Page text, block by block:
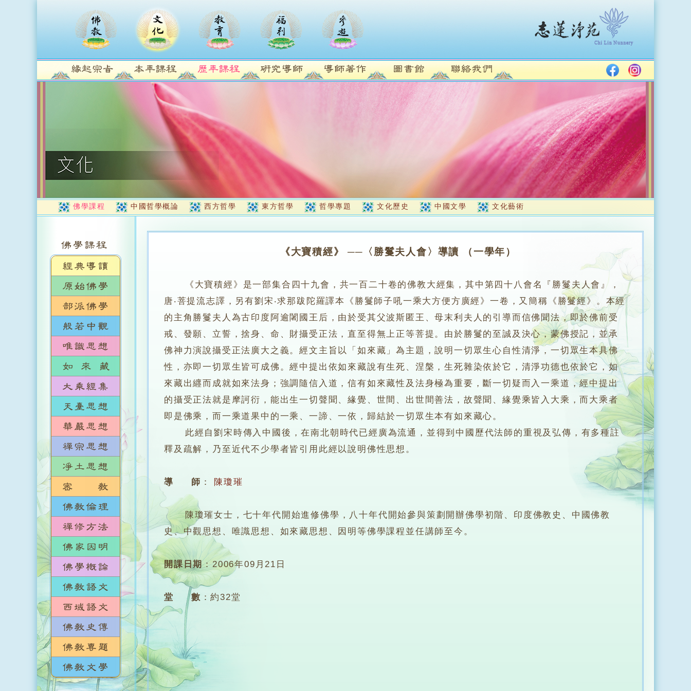
佛學課程 中國哲學概論 西方哲學 東方哲學 哲學專題 文化歷史 中國文學 文化藝術
《大寶積經》 ──〈勝鬘夫人會〉導讀 （一學年）
《大寶積經》是一部集合四十九會，共一百二十卷的佛教大經集，其中第四十八會名『勝鬘夫人會』，
唐‧菩提流志譯，另有劉宋‧求那跋陀羅譯本《勝鬘師子吼一乘大方便方廣經》一卷，又簡稱《勝鬘經》。本經
的主角勝鬘夫人為古印度阿逾闍國王后，由於受其父波斯匿王、母末利夫人的引導而信佛聞法，即於佛前受
戒、發願、立誓，捨身、命、財攝受正法，直至得無上正等菩提。由於勝鬘的至誠及決心，蒙佛授記，並承
佛神力演說攝受正法廣大之義。經文主旨以「如來藏」為主題，說明一切眾生心自性清淨，一切眾生本具佛
性，亦即一切眾生皆可成佛。經中提出依如來藏說有生死、涅槃，生死雜染依於它，清淨功德也依於它，如
來藏出纒而成就如來法身；強調隨信入道，信有如來藏性及法身極為重要，斷一切疑而入一乘道，經中提出
的攝受正法就是摩訶衍，能出生一切聲聞、緣覺、世間、出世間善法，故聲聞、緣覺乘皆入大乘，而大乘者
即是佛乘，而一乘道果中的一乘、一諦、一依，歸結於一切眾生本有如來藏心。
此經自劉宋時傳入中國後，在南北朝時代已經廣為流通，並得到中國歷代法師的重視及弘傳，有多種註
釋及疏解，乃至近代不少學者皆引用此經以說明佛性思想。
導 師 ： 陳瓊璀
陳瓊璀女士，七十年代開始進修佛學，八十年代開始參與策劃開辦佛學初階、印度佛教史、中國佛教
史、中觀思想、唯識思想、如來藏思想、因明等佛學課程並任講師至今。
開課日期：2006年09月21日
堂 數 ：約32堂